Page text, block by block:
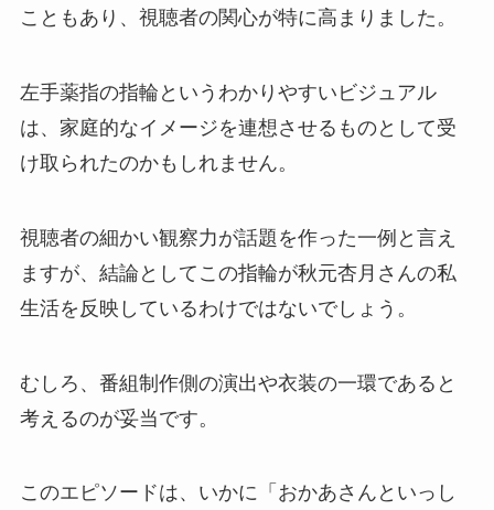
こともあり、視聴者の関心が特に高まりました。
左手薬指の指輪というわかりやすいビジュアル
は、家庭的なイメージを連想させるものとして受
け取られたのかもしれません。
視聴者の細かい観察力が話題を作った一例と言え
ますが、結論としてこの指輪が秋元杏月さんの私
生活を反映しているわけではないでしょう。
むしろ、番組制作側の演出や衣装の一環であると
考えるのが妥当です。
このエピソードは、いかに「おかあさんといっし